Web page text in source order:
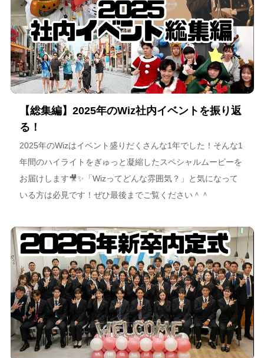
【総集編】2025年のWiz社内イベントを振り返
る！
2025年のWizはイベント盛りだくさんな1年でした！そんな1
年間のハイライトをぎゅっと凝縮したスペシャルムービーを
お届けします🎥✨「Wizってどんな雰囲気？」と気になって
いる方は必見です！ぜひ最後までご覧ください＾＾